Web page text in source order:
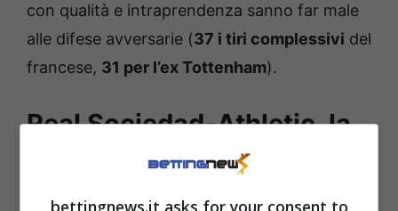
con qualità e intraprendenza sanno far male
alle difese avversarie (37 i tiri complessivi del
francese, 31 per l’ex Tottenham).
Real Sociedad-Athletic, la
scelta su marcatore e
tiratori della gara
bettingnews.it asks for your consent to